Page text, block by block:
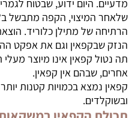
מדעיים. היום ידוע, שבטוח
הרתיחה של מתילן כלוריד.
הנזק שבקפאין וגם את אפקט
תה נטול קפאין אינו מיוצר
אחרים, שבהם אין קפאין.
קפאין נמצא בכמויות קטנות
ובשוקלדים.